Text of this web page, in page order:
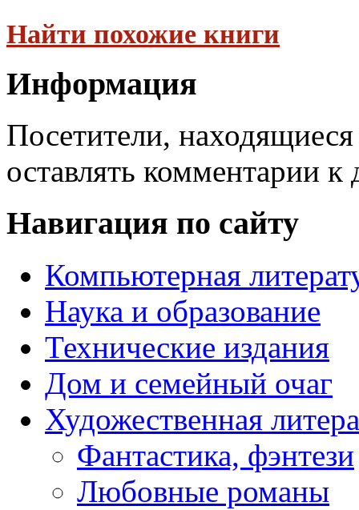
Найти похожие книги
Информация
Посетители,
оставлять комментарии к
Навигация по сайту
Компьютерная
Наука и образование
Технические издания
Дом и семейный очаг
Художественная
Фантастика, фэнтези
Любовные романы